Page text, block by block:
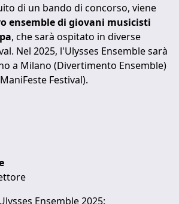
di un bando di concorso, viene
ensemble di giovani musicisti
, che sarà ospitato in diverse
Nel 2025, l'Ulysses Ensemble sarà
a Milano (Divertimento Ensemble)
Festival).
Ensemble 2025: